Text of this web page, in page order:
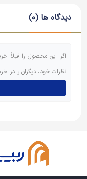
دیدگاه ها (0)
اگر این محصول را قبلاً
نظرات خود، دیگران را در